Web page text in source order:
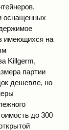
оснащенных
имеющихся на
Killgerm,
партии
дешевле, но
до 300